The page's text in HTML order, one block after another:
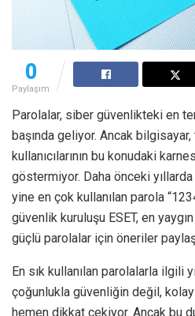
0
Paylaşım
Parolalar, siber güvenlikteki en
başında geliyor. Ancak
kullanıcılarının bu konudaki
göstermiyor. Daha önceki
yine en çok kullanılan parola
güvenlik kuruluşu ESET, en
güçlü parolalar için öneriler
En sık kullanılan parolalarla ilgili
çoğunlukla güvenliğin değil,
hemen dikkat çekiyor. Ancak bu